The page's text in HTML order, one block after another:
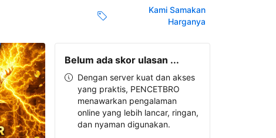
Kami Samakan
Harganya
Belum ada skor ulasan ...
Dengan server kuat dan akses
yang praktis, PENCETBRO
menawarkan pengalaman
online yang lebih lancar, ringan,
dan nyaman digunakan.